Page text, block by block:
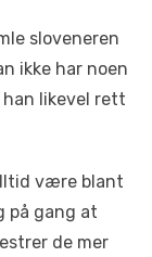
sloveneren
ikke har noen
likevel rett
være blant
på gang at
de mer